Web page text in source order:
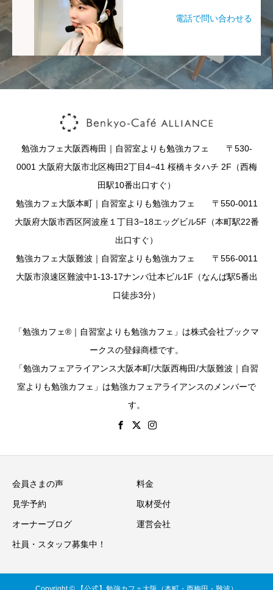
電話で問い合わせる
勉強カフェ大阪西梅田｜自習室よりも勉強カフェ 〒530-
0001 大阪府大阪市北区梅田2丁目4−41 桜橋キタハチ 2F（西梅
田駅10番出口すぐ）
勉強カフェ大阪本町｜自習室よりも勉強カフェ 〒550-0011
大阪府大阪市西区阿波座１丁目3−18エッグビル5F（本町駅22番
出口すぐ）
勉強カフェ大阪難波｜自習室よりも勉強カフェ 〒556-0011
大阪市浪速区難波中1-13-17ナンバ辻本ビル1F（なんば駅5番出
口徒歩3分）
「勉強カフェ®｜自習室よりも勉強カフェ」は株式会社ブックマ
ークスの登録商標です。
「勉強カフェアライアンス大阪本町/大阪西梅田/大阪難波｜自習
室よりも勉強カフェ」は勉強カフェアライアンスのメンバーで
す。
会員さまの声 料金
見学予約 取材受付
オーナーブログ 運営会社
社員・スタッフ募集中！